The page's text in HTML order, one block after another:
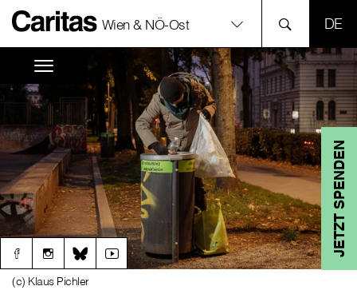
Wien & NÖ-Ost
JETZT SPENDEN
(c) Klaus Pichler